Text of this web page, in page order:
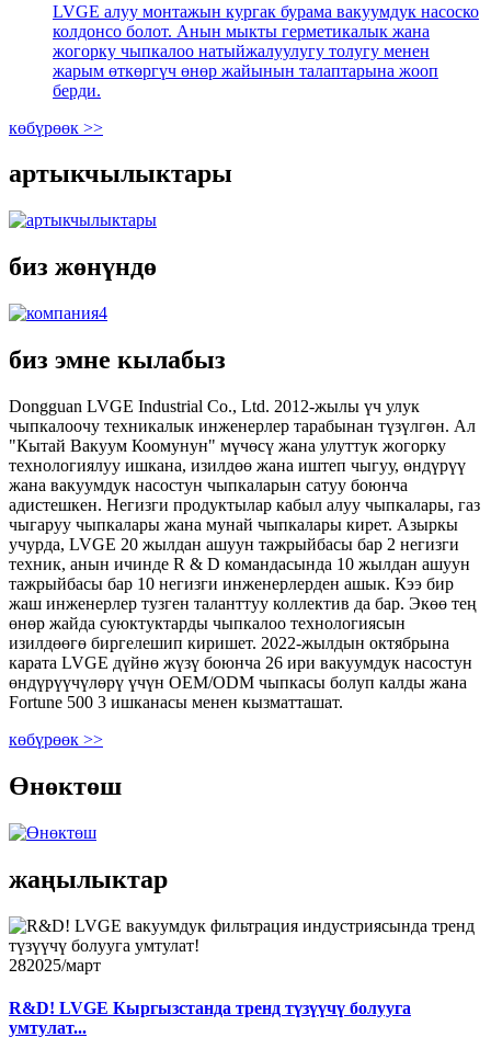
LVGE алуу монтажын кургак бурама вакуумдук насоско
колдонсо болот. Анын мыкты герметикалык жана
жогорку чыпкалоо натыйжалуулугу толугу менен
жарым өткөргүч өнөр жайынын талаптарына жооп
берди.
көбүрөөк >>
артыкчылыктары
биз жөнүндө
биз эмне кылабыз
Dongguan LVGE Industrial Co., Ltd. 2012-жылы үч улук
чыпкалоочу техникалык инженерлер тарабынан түзүлгөн. Ал
"Кытай Вакуум Коомунун" мүчөсү жана улуттук жогорку
технологиялуу ишкана, изилдөө жана иштеп чыгуу, өндүрүү
жана вакуумдук насостун чыпкаларын сатуу боюнча
адистешкен. Негизги продуктылар кабыл алуу чыпкалары, газ
чыгаруу чыпкалары жана мунай чыпкалары кирет. Азыркы
учурда, LVGE 20 жылдан ашуун тажрыйбасы бар 2 негизги
техник, анын ичинде R & D командасында 10 жылдан ашуун
тажрыйбасы бар 10 негизги инженерлерден ашык. Кээ бир
жаш инженерлер тузген таланттуу коллектив да бар. Экөө тең
өнөр жайда суюктуктарды чыпкалоо технологиясын
изилдөөгө биргелешип киришет. 2022-жылдын октябрына
карата LVGE дүйнө жүзү боюнча 26 ири вакуумдук насостун
өндүрүүчүлөрү үчүн OEM/ODM чыпкасы болуп калды жана
Fortune 500 3 ишканасы менен кызматташат.
көбүрөөк >>
Өнөктөш
жаңылыктар
282025/март
R&D! LVGE Кыргызстанда тренд түзүүчү болууга
умтулат...